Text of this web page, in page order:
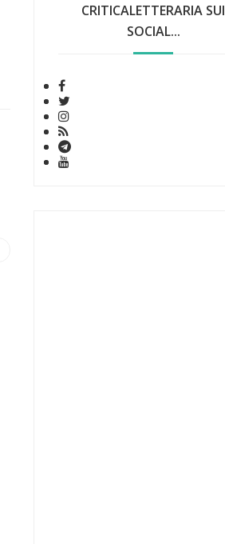
CRITICALETTERARIA SUI
SOCIAL...